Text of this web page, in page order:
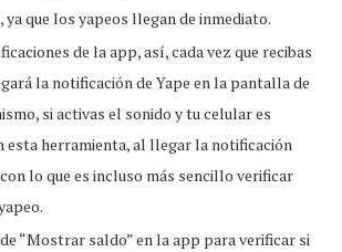
que los yapeos llegan de inmediato.
de la app, así, cada vez que recibas
la notificación de Yape en la pantalla de
si activas el sonido y tu celular es
esta herramienta, al llegar la notificación
con lo que es incluso más sencillo verificar
“Mostrar saldo” en la app para verificar si